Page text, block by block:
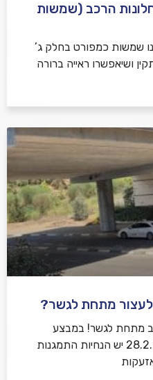
הרכב (שמשות
שמשות כמפורט בחלק ג’
ושיאפשרו ראייה ברורה
מתחת לגשר?
מתחת לגשר! במבצע
“שאגת הארי” שהחל ב-28.2.2026 יש הנחיות התמגנות